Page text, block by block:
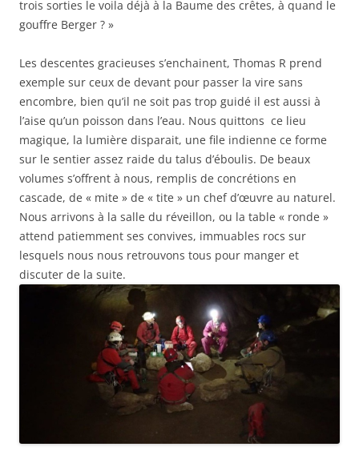
trois sorties le voila déjà à la Baume des crêtes, à quand le
gouffre Berger ? »
Les descentes gracieuses s’enchainent, Thomas R prend
exemple sur ceux de devant pour passer la vire sans
encombre, bien qu’il ne soit pas trop guidé il est aussi à
l’aise qu’un poisson dans l’eau. Nous quittons ce lieu
magique, la lumière disparait, une file indienne ce forme
sur le sentier assez raide du talus d’éboulis. De beaux
volumes s’offrent à nous, remplis de concrétions en
cascade, de « mite » de « tite » un chef d’œuvre au naturel.
Nous arrivons à la salle du réveillon, ou la table « ronde »
attend patiemment ses convives, immuables rocs sur
lesquels nous nous retrouvons tous pour manger et
discuter de la suite.